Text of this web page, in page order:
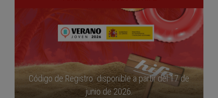
Código de Registro disponible a partir del 17 de
junio de 2026.